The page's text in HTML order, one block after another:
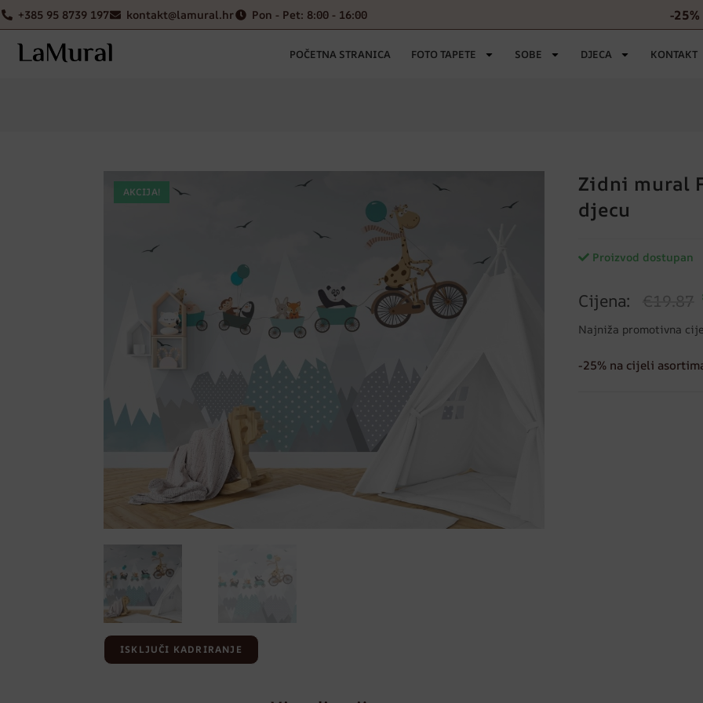
+385 95 8739 197 kontakt@lamural.hr Pon - Pet: 8:00 - 16:00 -
POČETNA STRANICA FOTO TAPETE SOBE DJECA KONTAKT
AKCIJA!
ISKLJUČI KADRIRANJE
Zidni mural
djecu
Proizvod dostupan
Cijena: €19.87
Najniža promotivna
-25% na cijeli